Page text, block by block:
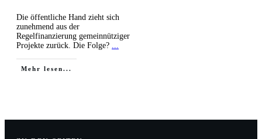
Die öffentliche Hand zieht sich
zunehmend aus der
Regelfinanzierung gemeinnütziger
Projekte zurück. Die Folge?
Mehr lesen...